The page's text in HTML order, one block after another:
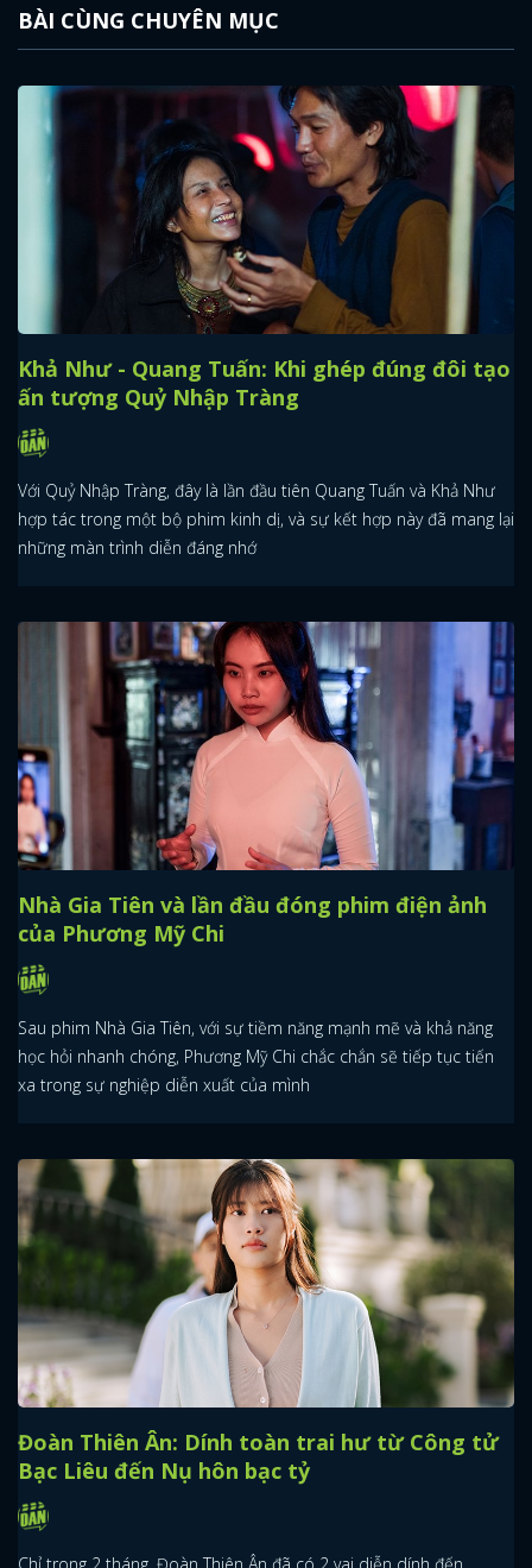
BÀI CÙNG CHUYÊN MỤC
Khả Như - Quang Tuấn: Khi ghép đúng đôi tạo
ấn tượng Quỷ Nhập Tràng
Với Quỷ Nhập Tràng, đây là lần đầu tiên Quang Tuấn và Khả Như
hợp tác trong một bộ phim kinh dị, và sự kết hợp này đã mang lại
những màn trình diễn đáng nhớ
Nhà Gia Tiên và lần đầu đóng phim điện ảnh
của Phương Mỹ Chi
Sau phim Nhà Gia Tiên, với sự tiềm năng mạnh mẽ và khả năng
học hỏi nhanh chóng, Phương Mỹ Chi chắc chắn sẽ tiếp tục tiến
xa trong sự nghiệp diễn xuất của mình
Đoàn Thiên Ân: Dính toàn trai hư từ Công tử
Bạc Liêu đến Nụ hôn bạc tỷ